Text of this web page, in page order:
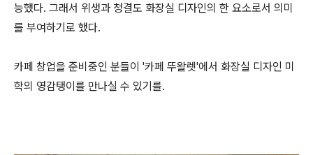
능했다. 그래서 위생과 청결도 화장실 디자인의 한 요소로서 의미
를 부여하기로 했다.
카페 창업을 준비중인 분들이 '카페 뚜왈렛'에서 화장실 디자인 미
학의 영감탱이를 만나실 수 있기를.